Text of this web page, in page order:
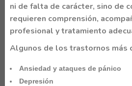
ni de falta de carácter, sino de
requieren comprensión,
profesional y tratamiento
Algunos de los trastornos más
Ansiedad y ataques de pánico
Depresión